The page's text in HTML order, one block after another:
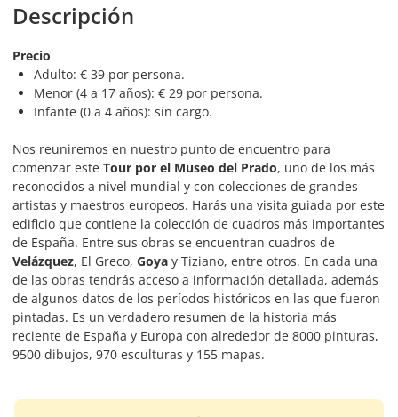
Descripción
Precio
Adulto: € 39 por persona.
Menor (4 a 17 años): € 29 por persona.
Infante (0 a 4 años): sin cargo.
Nos reuniremos en nuestro punto de encuentro para
comenzar este Tour por el Museo del Prado, uno de los más
reconocidos a nivel mundial y con colecciones de grandes
artistas y maestros europeos. Harás una visita guiada por este
edificio que contiene la colección de cuadros más importantes
de España. Entre sus obras se encuentran cuadros de
Velázquez, El Greco, Goya y Tiziano, entre otros. En cada una
de las obras tendrás acceso a información detallada, además
de algunos datos de los períodos históricos en las que fueron
pintadas. Es un verdadero resumen de la historia más
reciente de España y Europa con alrededor de 8000 pinturas,
9500 dibujos, 970 esculturas y 155 mapas.